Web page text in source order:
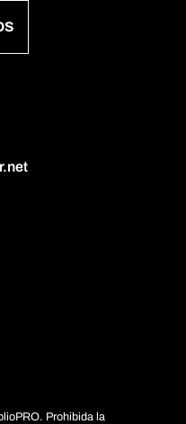
Prohibida la